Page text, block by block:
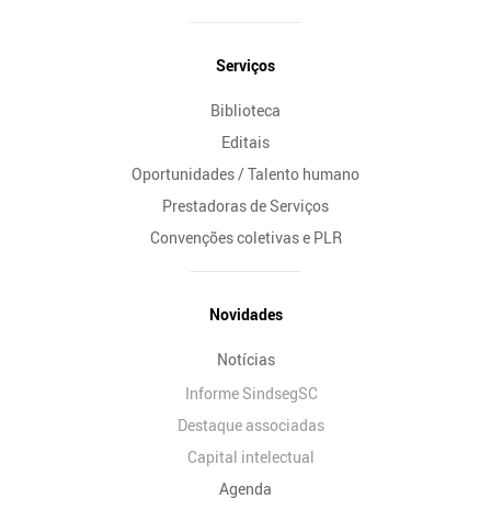
Serviços
Biblioteca
Editais
Oportunidades / Talento humano
Prestadoras de Serviços
Convenções coletivas e PLR
Novidades
Notícias
Informe SindsegSC
Destaque associadas
Capital intelectual
Agenda